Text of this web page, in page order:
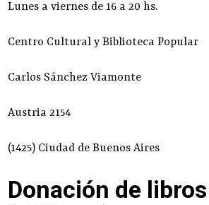
Lunes a viernes de 16 a 20 hs.
Centro Cultural y Biblioteca Popular
Carlos Sánchez Viamonte
Austria 2154
(1425) Ciudad de Buenos Aires
Donación de libros